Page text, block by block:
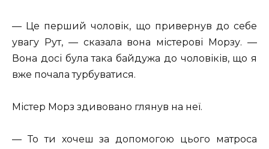
— Це перший чоловік, що привернув до себе
увагу Рут, — сказала вона містерові Морзу. —
Вона досі була така байдужа до чоловіків, що я
вже почала турбуватися.
Містер Морз здивовано глянув на неї.
— То ти хочеш за допомогою цього матроса